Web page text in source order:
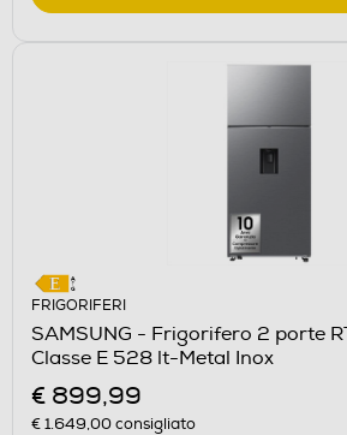
FRIGORIFERI
SAMSUNG - Frigorifero 2 porte
Classe E 528 lt-Metal Inox
€ 899,99
€ 1.649,00consigliato